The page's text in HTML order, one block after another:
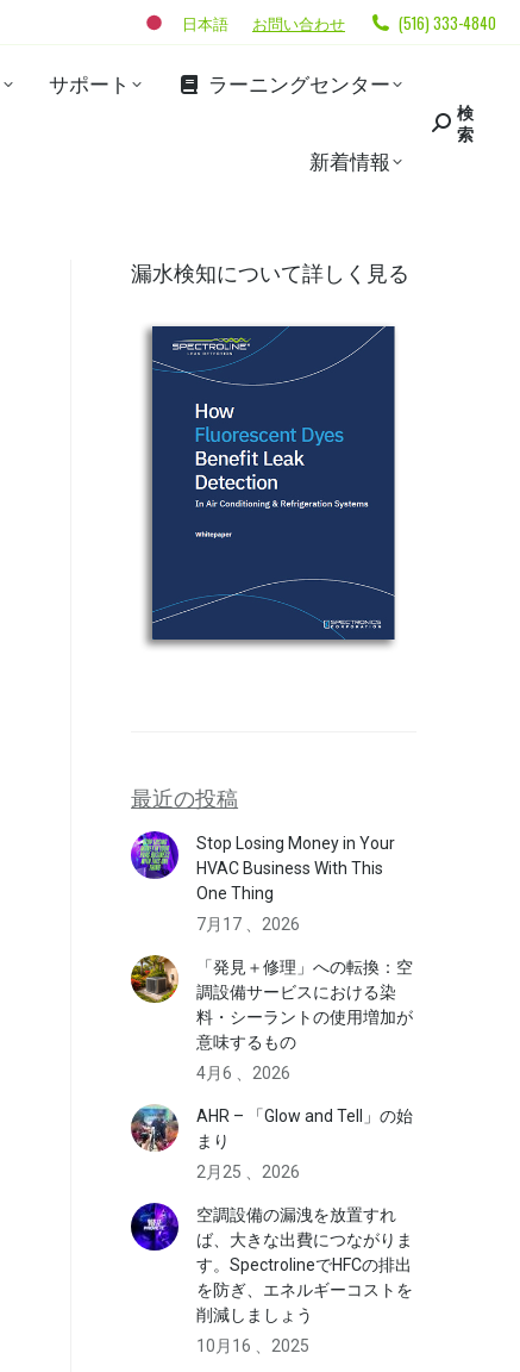
日本語 お問い合わせ (516) 333-4840
サポート ラーニングセンター
新着情報
検
索
漏水検知について詳しく見る
最近の投稿
Stop Losing Money in Your
HVAC Business With This
One Thing
7月17 、2026
「発見＋修理」への転換：空
調設備サービスにおける染
料・シーラントの使用増加が
意味するもの
4月6 、2026
AHR – 「Glow and Tell」の始
まり
2月25 、2026
空調設備の漏洩を放置すれ
ば、大きな出費につながりま
す。SpectrolineでHFCの排出
を防ぎ、エネルギーコストを
削減しましょう
10月16 、2025